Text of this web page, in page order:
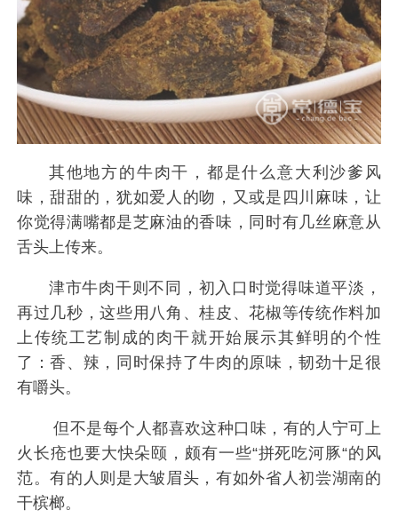
其他地方的牛肉干，都是什么意大利沙爹风
味，甜甜的，犹如爱人的吻，又或是四川麻味，让
你觉得满嘴都是芝麻油的香味，同时有几丝麻意从
舌头上传来。
津市牛肉干则不同，初入口时觉得味道平淡，
再过几秒，这些用八角、桂皮、花椒等传统作料加
上传统工艺制成的肉干就开始展示其鲜明的个性
了：香、辣，同时保持了牛肉的原味，韧劲十足很
有嚼头。
但不是每个人都喜欢这种口味，有的人宁可上
火长疮也要大快朵颐，颇有一些“拼死吃河豚“的风
范。有的人则是大皱眉头，有如外省人初尝湖南的
干槟榔。